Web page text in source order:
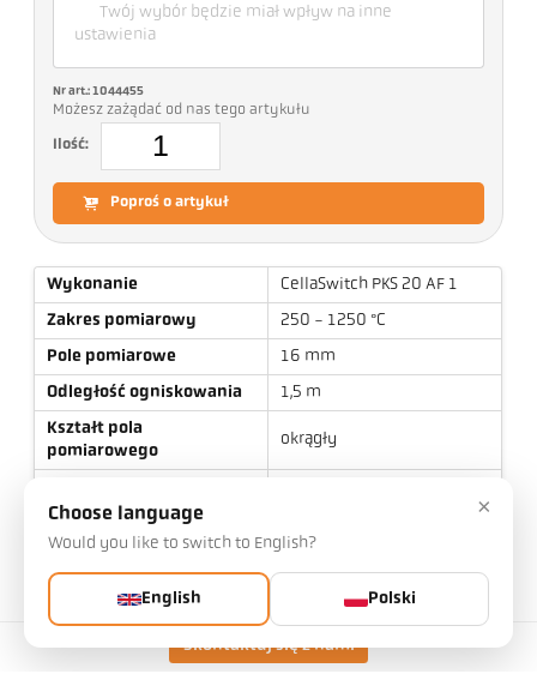
Skontaktuj się z nami
Twój wybór będzie miał wpływ na inne
ustawienia
Nr art.: 1044455
Możesz zażądać od nas tego artykułu
Ilość:
Poproś o artykuł
Wykonanie
CellaSwitch PKS 20 AF 1
Zakres pomiarowy
250 - 1250 °C
Pole pomiarowe
16 mm
Odległość ogniskowania
1,5 m
Kształt pola
pomiarowego
okrągły
Dane techniczne
Pliki do pobrania
×
Choose language
Would you like to switch to English?
English Polski